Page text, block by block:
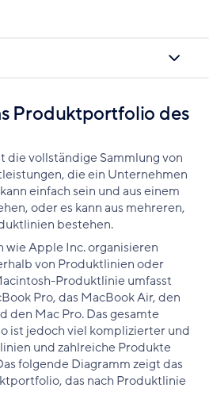
Produktportfolio des
die vollständige Sammlung von
die ein Unternehmen
einfach sein und aus einem
oder es kann aus mehreren,
bestehen.
Apple Inc. organisieren
von Produktlinien oder
Produktlinie umfasst
Pro, das MacBook Air, den
den Mac Pro. Das gesamte
ist jedoch viel komplizierter und
und zahlreiche Produkte
folgende Diagramm zeigt das
das nach Produktlinie